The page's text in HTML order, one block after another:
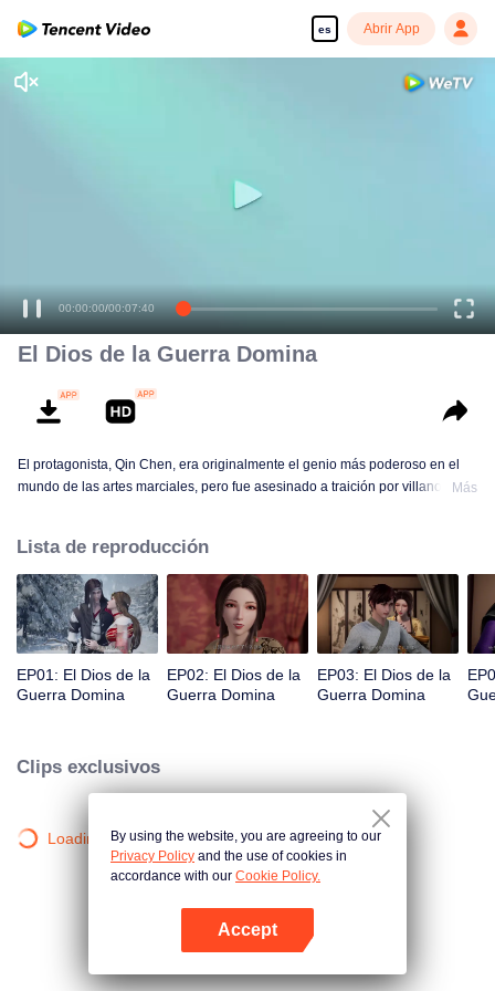
es Abrir App
00:00:00/00:07:40
El Dios de la Guerra Domina
El protagonista, Qin Chen, era originalmente el genio más poderoso en el
mundo de las artes marciales, pero fue asesinado a traición por villanos,
espada...
Más
Lista de reproducción
EP01: El Dios de la
Guerra Domina
EP02: El Dios de la
Guerra Domina
EP03: El Dios de la
Guerra Domina
Clips exclusivos
Loading…By using the website, you are agreeing to our
Privacy Policy and the use of cookies in
accordance with our Cookie Policy.
Accept